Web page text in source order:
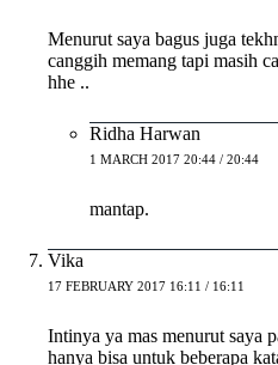
Menurut saya bagus juga
canggih memang tapi masih
hhe ..
Ridha Harwan
1 MARCH 2017 20:44 / 20:44
mantap.
Vika
17 FEBRUARY 2017 16:11 / 16:11
Intinya ya mas menurut saya
hanya bisa untuk beberapa